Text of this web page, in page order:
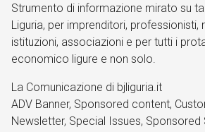
Strumento di informazione mirato su
Liguria, per imprenditori, professionisti,
istituzioni, associazioni e per tutti i
economico ligure e non solo.
La Comunicazione di bjliguria.it
ADV Banner, Sponsored content,
Newsletter, Special Issues, Sponsored